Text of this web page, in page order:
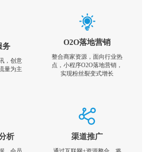
务
，创意
量为主
O2O落地营销
整合商家资源，面向行业热
点，小程序O2O落地营销，
实现粉丝裂变式增长
析 渠道推广